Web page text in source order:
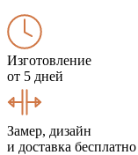
Изготовление
от 5 дней
Замер, дизайн
и доставка бесплатно